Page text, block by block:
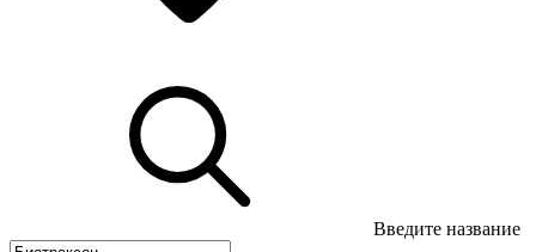
Введите название